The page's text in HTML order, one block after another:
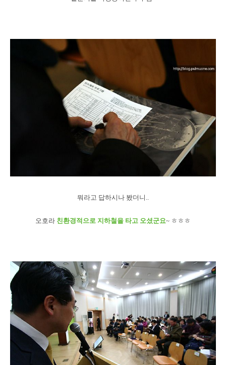
뭐라고 답하시나 봤더니..
오호라 친환경적으로 지하철을 타고 오셨군요~ ㅎㅎㅎ